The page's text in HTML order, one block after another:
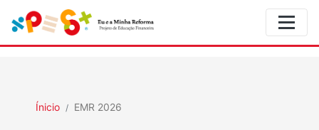
Ínicio EMR 2026